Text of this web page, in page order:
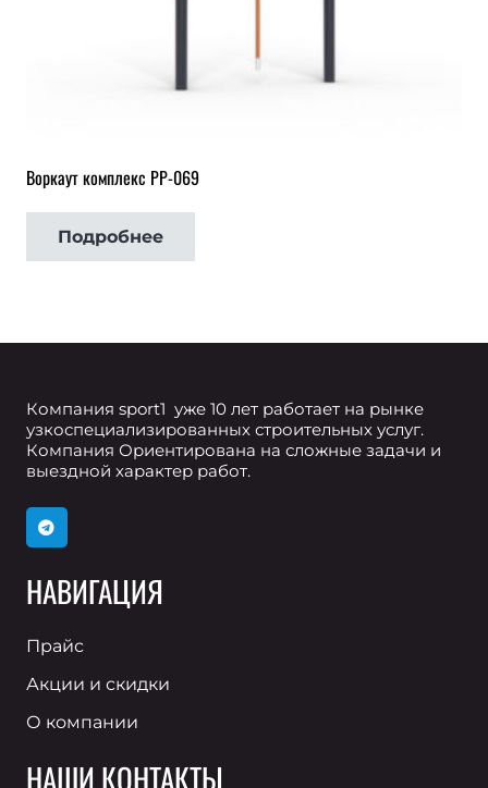
Воркаут комплекс РР-069
Подробнее
Компания sport1 уже 10 лет работает на рынке
узкоспециализированных строительных услуг.
Компания Ориентирована на сложные задачи и
выездной характер работ.
НАВИГАЦИЯ
Прайс
Акции и скидки
О компании
НАШИ КОНТАКТЫ